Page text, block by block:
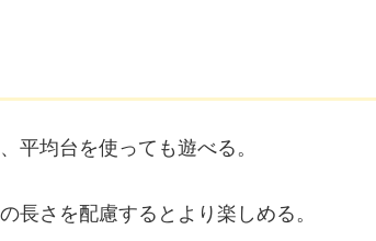
平均台を使っても遊べる。
長さを配慮するとより楽しめる。